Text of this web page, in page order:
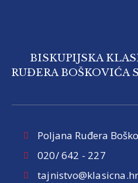
BISKUPIJSKA
RUĐERA BOŠKOVIĆA
Poljana Ruđera
020/ 642 - 227
tajnistvo@klasicna.hr